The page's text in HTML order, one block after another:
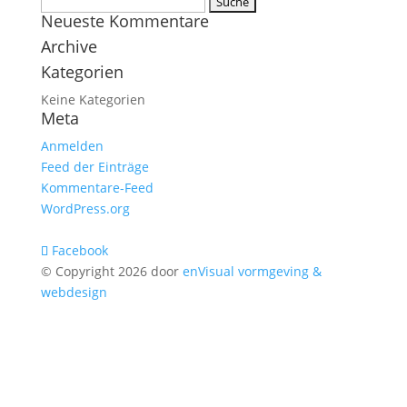
nach:
Neueste Kommentare
Archive
Kategorien
Keine Kategorien
Meta
Anmelden
Feed der Einträge
Kommentare-Feed
WordPress.org
Facebook
© Copyright 2026 door enVisual vormgeving &
webdesign